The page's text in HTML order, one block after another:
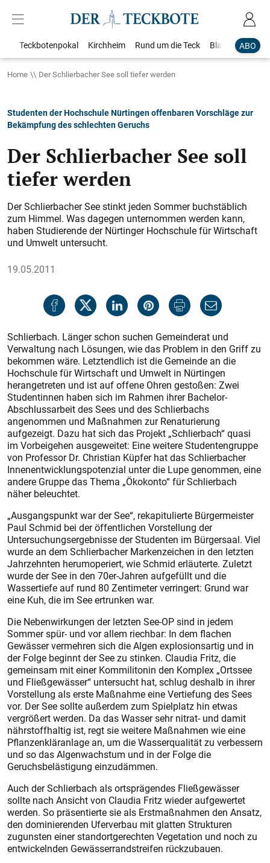
ABO
Teckbotenpokal Kirchheim Rund um die Teck Blaulicht
Home Der Schlierbacher See soll tiefer werden
Studenten der Hochschule Nürtingen offenbaren Vorschläge zur
Bekämpfung des schlechten Geruchs
Der Schlierbacher See soll
tiefer werden
Der Schlierbacher See stinkt jeden Sommer buchstäblich
zum Himmel. Was dagegen unternommen werden kann,
haben Studierende der Nürtinger Hochschule für Wirtschaft
und Umwelt untersucht.
19.05.2011
Schlierbach. Länger schon suchen Gemeinderat und
Verwaltung nach Lösungen, wie das Problem in den Griff zu
bekommen wäre. Letztendlich ist die Gemeinde an die
Hochschule für Wirtschaft und Umwelt in Nürtingen
herangetreten und ist auf offene Ohren gestoßen: Zwei
Studentinnen haben sich im Rahmen ihrer Bachelor-
Abschlussarbeit des Sees und des Schlierbachs
angenommen und Maßnahmen zur Renaturierung
aufgezeigt. Dazu hat sich das Projekt „Schlierbach“ quasi
im Vorbeigehen ausgeweitet: Eine weitere Studentengruppe
von Professor Dr. Christian Küpfer hat das Schlierbacher
Innenentwicklungspotenzial unter die Lupe genommen, eine
andere Gruppe das Thema „Ökokonto“ für Schlierbach
näher beleuchtet.
„Ausgangspunkt war der See“, rekapitulierte Bürgermeister
Paul Schmid bei der öffentlichen Vorstellung der
Untersuchungsergebnisse der Studenten im Bürgersaal. Viel
wurde an dem Schlierbacher Markenzeichen in den letzten
Jahrzehnten herumoperiert, wie Schmid erläuterte. Zuletzt
wurde der See in den 70er-Jahren aufgefüllt und die
Wassertiefe auf rund 80 Zentimeter verringert: Grund war
eine Kuh, die im See ertrunken war.
Die Nebenwirkungen der letzten See-OP sind in jedem
Sommer spür- und vor allem riechbar: In dem flachen
Gewässer vermehren sich die Algen explosionsartig und in
der Folge beginnt der See zu stinken. Claudia Fritz, die
gemeinsam mit einer Kommilitonin den Komplex „Ortssee
und Fließgewässer“ untersucht hat, schlug deshalb in ihrer
Vorstellung als erste Maßnahme eine Vertiefung des Sees
vor. Der See sollte außerdem zum Spielplatz hin etwas
vergrößert werden. Da das Wasser sehr nitrat- und damit
nährstoffhaltig ist, regt sie weitere Maßnahmen wie eine
Pflanzenkläranlage an, um die Wasserqualität zu verbessern
und so das Algenwachstum und in der Folge die
Geruchsbelästigung einzudämmen.
Auch der Schlierbach als ortsprägendes Fließgewässer
sollte nach Ansicht von Claudia Fritz wieder aufgewertet
werden. So präsentierte sie als Erstmaßnahmen den Ansatz,
den dominierenden Uferverbau mit glatten Strukturen
zugunsten einer standortgerechten Vegetation und noch zu
entwickelnden Gewässerrandstreifen rückzubauen.